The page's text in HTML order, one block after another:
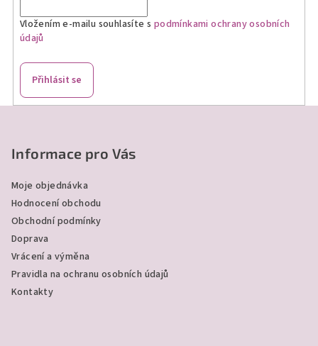
k
i
Vložením e-mailu souhlasíte s podmínkami ochrany osobních
údajů
Přihlásit se
Informace pro Vás
Moje objednávka
Hodnocení obchodu
Obchodní podmínky
Doprava
Vrácení a výměna
Pravidla na ochranu osobních údajů
Kontakty